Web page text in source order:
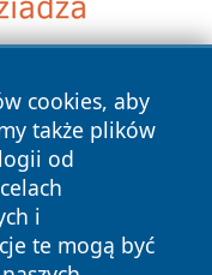
cookies, aby
także plików
od
i
te mogą być
prawa zastrzeżone.